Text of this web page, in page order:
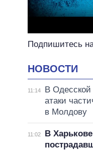
Подпишитесь
НОВОСТИ
11:14
В Одесской
атаки
в Молдову
11:02
В